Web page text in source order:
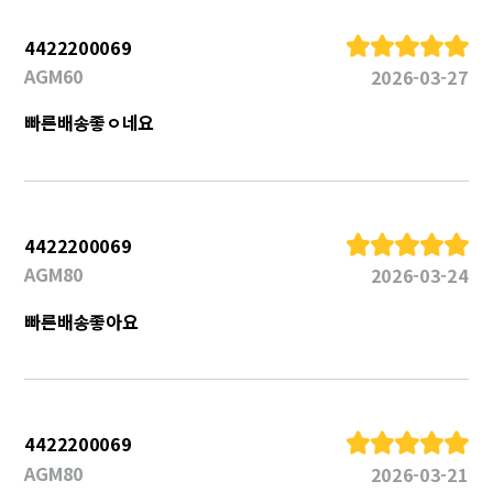
4422200069
AGM60
2026-03-27
빠른배송좋ㅇ네요
4422200069
AGM80
2026-03-24
빠른배송좋아요
4422200069
AGM80
2026-03-21